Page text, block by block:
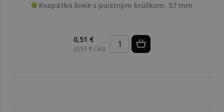
Kvapátko biele s poistným krúžkom, 57 mm
0,51 €
(0,51 € / ks)